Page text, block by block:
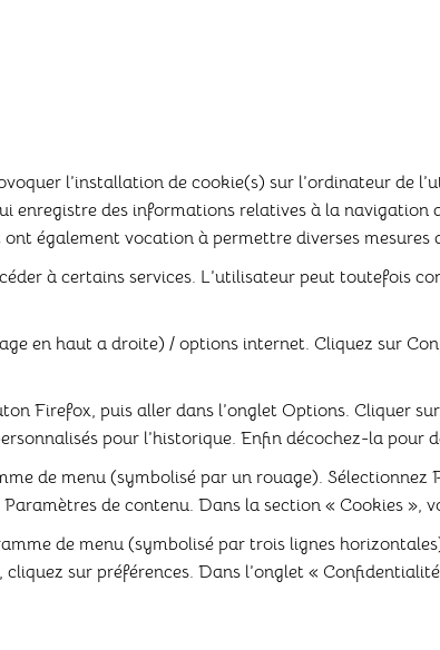
l’installation de cookie(s) sur l’ordinateur de
enregistre des informations relatives à la navigation
également vocation à permettre diverses mesures
à certains services. L’utilisateur peut toutefois
en haut a droite) / options internet. Cliquez sur
Firefox, puis aller dans l’onglet Options. Cliquer
pour l’historique. Enfin décochez-la pour
de menu (symbolisé par un rouage). Sélectionnez
de contenu. Dans la section « Cookies »,
de menu (symbolisé par trois lignes
sur préférences. Dans l’onglet «